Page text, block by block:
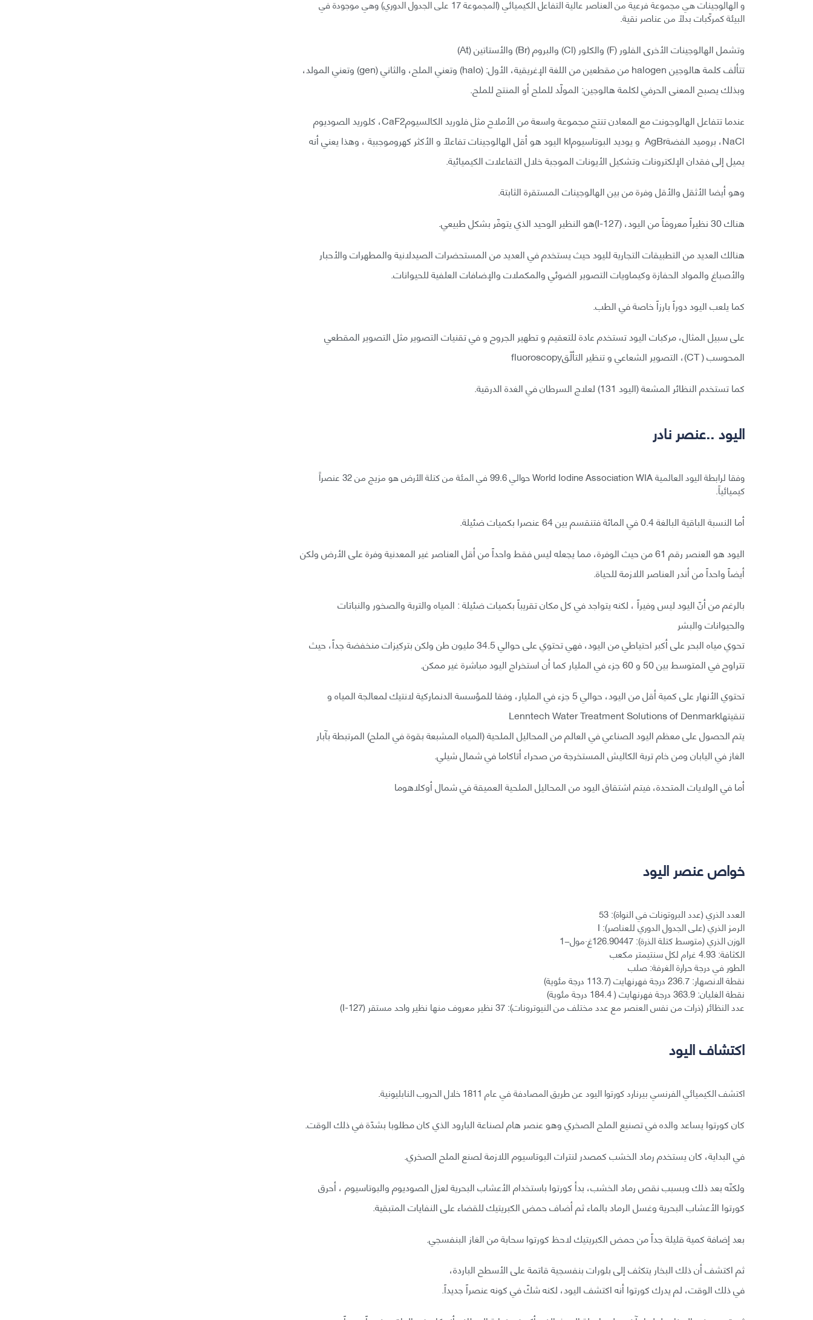
و الهالوجينات هي مجموعة فرعية من العناصر عالية التفاعل الكيميائي (المجموعة 17 على الجدول الدوري) وهي موجودة في
البيئة كمركّبات بدلاً من عناصر نقية.
وتشمل الهالوجينات الأخرى الفلور (F) والكلور (Cl) والبروم (Br) والأستاتين (At)
تتألف كلمة هالوجين halogen من مقطعين من اللغة الإغريقية، الأول: (halo) وتعني الملح، والثاني (gen) وتعني المولد،
وبذلك يصبح المعنى الحرفي لكلمة هالوجين: المولّد للملح أو المنتج للملح.
عندما تتفاعل الهالوجونت مع المعادن تنتج مجموعة واسعة من الأملاح مثل فلوريد الكالسيومCaF2، كلوريد الصوديوم
NaCl، بروميد الفضةAgBr و يوديد البوتاسيومkI اليود هو أقل الهالوجينات تفاعلاً و الأكثر كهروموجبية ، وهذا يعني أنه
يميل إلى فقدان الإلكترونات وتشكيل الأيونات الموجبة خلال التفاعلات الكيميائية.
وهو أيضا الأثقل والأقل وفرة من بين الهالوجينات المستقرة الثابتة.
هناك 30 نظيراً معروفاً من اليود، (I-127)هو النظير الوحيد الذي يتوفّر بشكل طبيعي.
هنالك العديد من التطبيقات التجارية لليود حيث يستخدم في العديد من المستحضرات الصيدلانية والمطهرات والأحبار
والأصباغ والمواد الحفازة وكيماويات التصوير الضوئي والمكملات والإضافات العلفية للحيوانات.
كما يلعب اليود دوراً بارزاً خاصة في الطب.
على سبيل المثال، مركبات اليود تستخدم عادة للتعقيم و تطهير الجروح و في تقنيات التصوير مثل التصوير المقطعي
المحوسب ( CT)، التصوير الشعاعي و تنظير التألّقfluoroscopy
كما تستخدم النظائر المشعة (اليود 131) لعلاج السرطان في الغدة الدرقية.
اليود ..عنصر نادر
وفقا لرابطة اليود العالمية World Iodine Association WIA حوالي 99.6 في المئة من كتلة الأرض هو مزيج من 32 عنصراً
كيميائياً.
أما النسبة الباقية البالغة 0.4 في المائة فتنقسم بين 64 عنصرا بكميات ضئيلة.
اليود هو العنصر رقم 61 من حيث الوفرة، مما يجعله ليس فقط واحداً من أقل العناصر غير المعدنية وفرة على الأرض ولكن
أيضاً واحداً من أندر العناصر اللازمة للحياة.
بالرغم من أنّ اليود ليس وفيراً ، لكنه يتواجد في كل مكان تقريباً بكميات ضئيلة : المياه والتربة والصخور والنباتات
والحيوانات والبشر
تحوي مياه البحر على أكبر احتياطي من اليود، فهي تحتوي على حوالي 34.5 مليون طن ولكن بتركيزات منخفضة جداً، حيث
تتراوح في المتوسط بين 50 و 60 جزء في المليار كما أن استخراج اليود مباشرة غير ممكن.
تحتوي الأنهار على كمية أقل من اليود، حوالي 5 جزء في المليار، وفقا للمؤسسة الدنماركية لانتيك لمعالجة المياه و
تنقيتهاLenntech Water Treatment Solutions of Denmark
يتم الحصول على معظم اليود الصناعي في العالم من المحاليل الملحية (المياه المشبعة بقوة في الملح) المرتبطة بآبار
الغاز في اليابان ومن خام تربة الكاليش المستخرجة من صحراء أتاكاما في شمال شيلي.
أما في الولايات المتحدة، فيتم اشتقاق اليود من المحاليل الملحية العميقة في شمال أوكلاهوما
خواص عنصر اليود
العدد الذري (عدد البروتونات في النواة): 53
الرمز الذري (على الجدول الدوري للعناصر): I
الوزن الذري (متوسط كتلة الذرة): 126.90447غ·مول−1
الكثافة: 4.93 غرام لكل سنتيمتر مكعب
الطور في درجة حرارة الغرفة: صلب
نقطة الانصهار: 236.7 درجة فهرنهايت (113.7 درجة مئوية)
نقطة الغليان: 363.9 درجة فهرنهايت ( 184.4 درجة مئوية)
عدد النظائر (ذرات من نفس العنصر مع عدد مختلف من النيوترونات): 37 نظير معروف منها نظير واحد مستقر (I-127)
اكتشاف اليود
اكتشف الكيميائي الفرنسي بيرنارد كورتوا اليود عن طريق المصادفة في عام 1811 خلال الحروب النابليونية.
كان كورتوا يساعد والده في تصنيع الملح الصخري وهو عنصر هام لصناعة البارود الذي كان مطلوبا بشدّة في ذلك الوقت.
في البداية، كان يستخدم رماد الخشب كمصدر لنترات البوتاسيوم اللازمة لصنع الملح الصخري.
ولكنّه بعد ذلك وبسبب نقص رماد الخشب، بدأ كورتوا باستخدام الأعشاب البحرية لعزل الصوديوم والبوتاسيوم ، أحرق
كورتوا الأعشاب البحرية وغسل الرماد بالماء ثم أضاف حمض الكبريتيك للقضاء على النفايات المتبقية.
بعد إضافة كمية قليلة جداً من حمض الكبريتيك لاحظ كورتوا سحابة من الغاز البنفسجي.
ثم اكتشف أن ذلك البخار يتكثف إلى بلورات بنفسجية قاتمة على الأسطح الباردة،
في ذلك الوقت، لم يدرك كورتوا أنه اكتشف اليود، لكنه شكّ في كونه عنصراً جديداً.